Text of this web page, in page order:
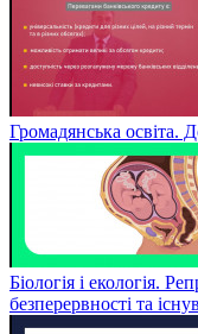
Громадянська освіта.
Біологія і екологія.
безперервності та